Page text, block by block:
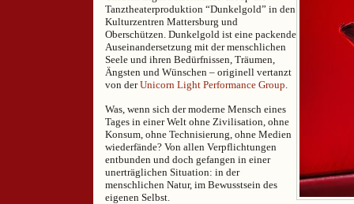
Tanztheaterproduktion “Dunkelgold” in den
Kulturzentren Mattersburg und
Oberschützen. Dunkelgold ist eine packende
Auseinandersetzung mit der menschlichen
Seele und ihren Bedürfnissen, Träumen,
Ängsten und Wünschen – originell vertanzt
von derUnicorn Light Performance Group.
Was, wenn sich der moderne Mensch eines
Tages in einer Welt ohne Zivilisation, ohne
Konsum, ohne Technisierung, ohne Medien
wiederfände? Von allen Verpflichtungen
entbunden und doch gefangen in einer
unerträglichen Situation: in der
menschlichen Natur, im Bewusstsein des
eigenen Selbst.